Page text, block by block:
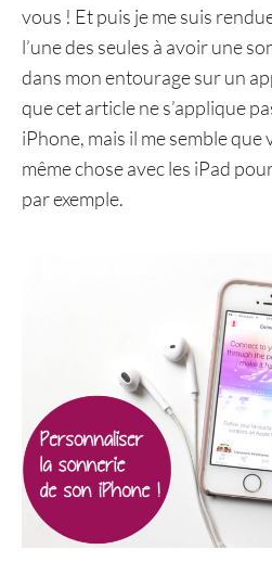
vous ! Et puis je me suis
l’une des seules à avoir une
dans mon entourage sur un
que cet article ne s’applique
iPhone, mais il me semble
même chose avec les iPad
par exemple.